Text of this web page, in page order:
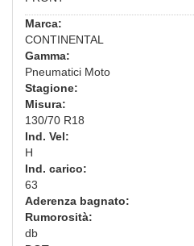
Marca:
CONTINENTAL
Gamma:
Pneumatici Moto
Stagione:
Misura:
130/70 R18
Ind. Vel:
H
Ind. carico:
63
Aderenza bagnato:
Rumorosità:
db